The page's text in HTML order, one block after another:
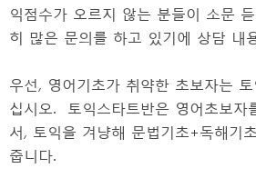
익점수가 오르지 않는 분들이 소문
히 많은 문의를 하고 있기에 상담 내
우선, 영어기초가 취약한 초보자는
십시오. 토익스타트반은 영어초보자
서, 토익을 겨냥해 문법기초+독해기
줍니다.